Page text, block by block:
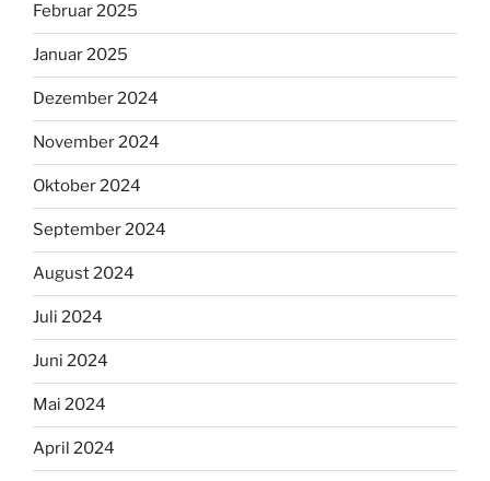
Februar 2025
Januar 2025
Dezember 2024
November 2024
Oktober 2024
September 2024
August 2024
Juli 2024
Juni 2024
Mai 2024
April 2024